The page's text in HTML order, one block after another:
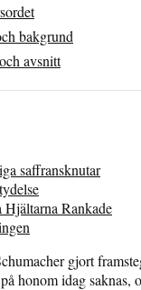
bakgrund
avsnitt
saffransknutar
Rankade
gjort
honom idag